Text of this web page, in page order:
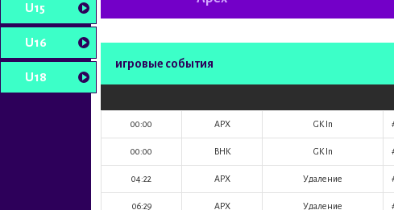
U15
U16
U18
игровые события
00:00 APX GK In
00:00 BHK GK In
04:22 APX Удаление
06:29 APX Удаление